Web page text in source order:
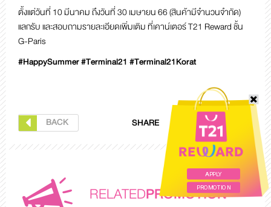
APPLY
PROMOTION
ตั้งแต่วันที่ 10 มีนาคม ถึงวันที่ 30 เมษายน 66 (สินค้ามีจำนวนจำกัด)
แลกรับ และสอบถามรายละเอียดเพิ่มเติม ที่เคาน์เตอร์ T21 Reward ชั้น
G-Paris
#HappySummer #Terminal21 #Terminal21Korat
BACK SHARE
RELATEDPROMOTION